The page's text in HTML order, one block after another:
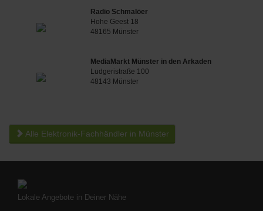
Radio Schmalöer
Hohe Geest 18
48165 Münster
MediaMarkt Münster in den Arkaden
Ludgeristraße 100
48143 Münster
Alle Elektronik-Fachhändler in Münster
Lokale Angebote in Deiner Nähe